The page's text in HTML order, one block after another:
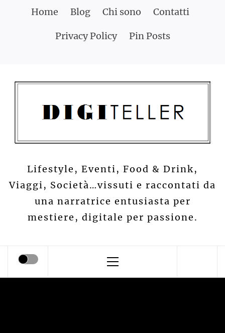
Home Blog Chi sono Contatti
Privacy Policy Pin Posts
Lifestyle, Eventi, Food & Drink,
Viaggi, Società…vissuti e raccontati da
una narratrice entusiasta per
mestiere, digitale per passione.
Menu